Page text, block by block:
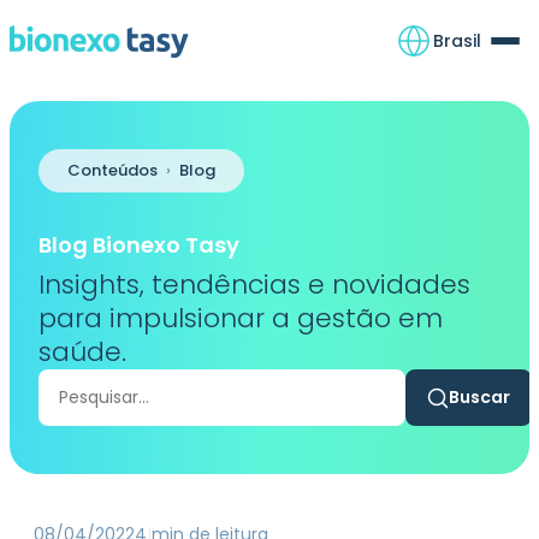
Brasil
Conteúdos › Blog
Blog Bionexo Tasy
Insights, tendências e novidades
para impulsionar a gestão em
saúde.
Buscar
no
Buscar
08/04/20224 min de leitura